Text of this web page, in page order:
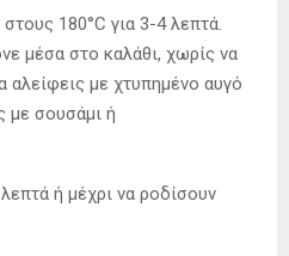
180°C για 3-4 λεπτά.
μέσα στο καλάθι, χωρίς να
αλείφεις με χτυπημένο αυγό
με σουσάμι ή
ή μέχρι να ροδίσουν